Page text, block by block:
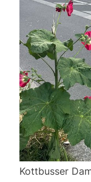
Kottbusser